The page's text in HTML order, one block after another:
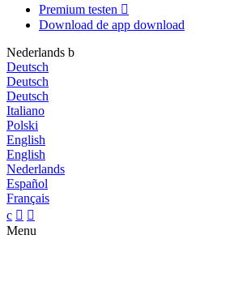
Premium testen 
Download de app download
Nederlands b
Deutsch
Deutsch
Deutsch
Italiano
Polski
English
English
Nederlands
Español
Français
c  
Menu